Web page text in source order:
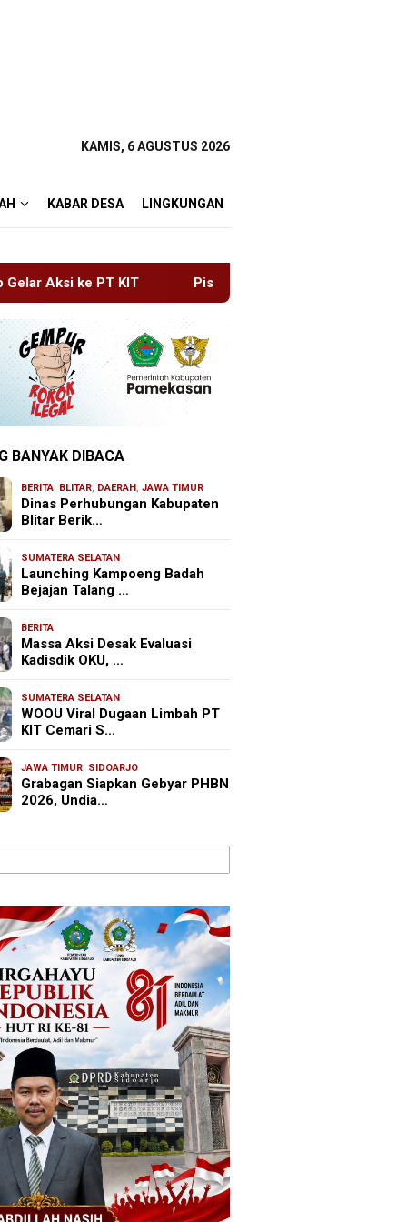
KAMIS, 6 AGUSTUS 2026
KABAR DESA LINGKUNGAN
Pisowanan Ageng Hari Jadi ke-702 Kabupaten Blitar,
BANYAK DIBACA
BERITA, BLITAR, DAERAH ,JAWA TIMUR
Dinas Perhubungan Kabupaten
Blitar Berik…
SUMATERA SELATAN
Launching Kampoeng Badah
Bejajan Talang …
BERITA
Massa Aksi Desak Evaluasi
Kadisdik OKU, …
SUMATERA SELATAN
WOOU Viral Dugaan Limbah PT
KIT Cemari S…
JAWA TIMUR, SIDOARJO
Grabagan Siapkan Gebyar PHBN
2026, Undia…